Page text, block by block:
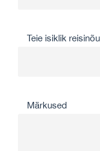
Teie isiklik
Märkused